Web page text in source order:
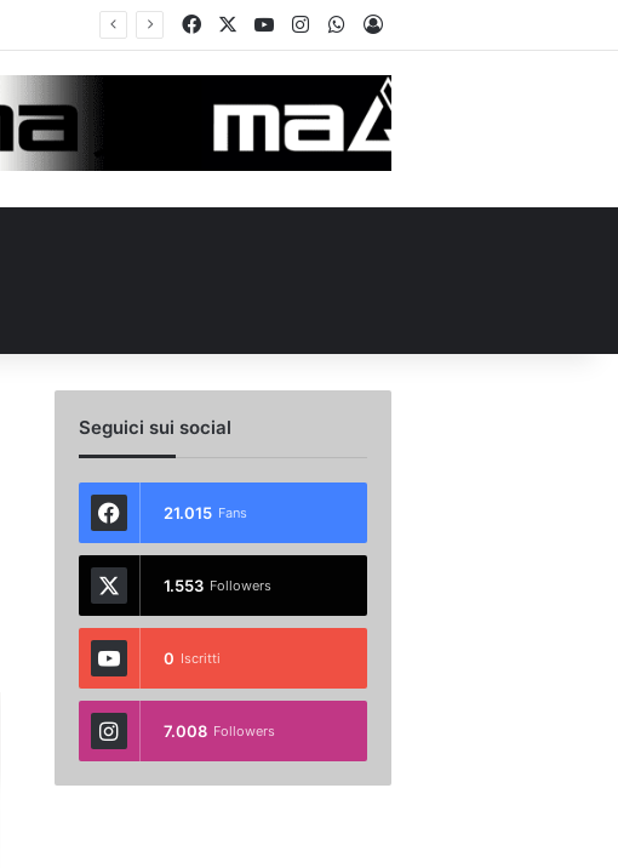
FacebookYou TubeInstagramWhatsApp
Accedi
Seguici sui social
21.015 Fans
1.553 Followers
0 Iscritti
7.008 Followers